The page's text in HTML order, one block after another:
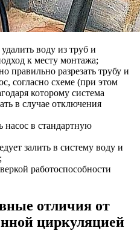
воду из труб и
к месту монтажа;
правильно разрезать трубу и
согласно схеме (при этом
которому система
в случае отключения
насос в стандартную
залить в систему воду и
работоспособности
отличия от
циркуляцией